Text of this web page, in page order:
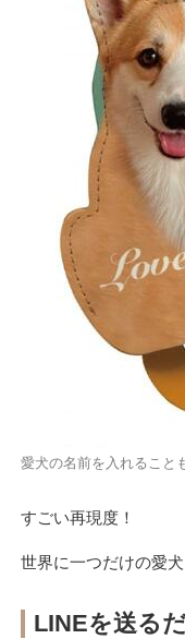
愛犬の名前を入れること
すごい再現度！
世界に一つだけの愛
LINEを送る